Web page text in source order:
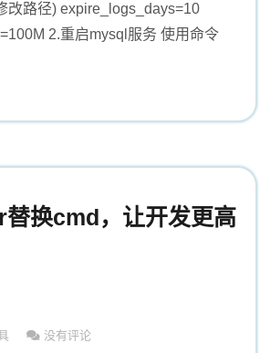
改路径) expire_logs_days=10
2.重启mysql服务 使用命令
换cmd，让开发更高
没有评论